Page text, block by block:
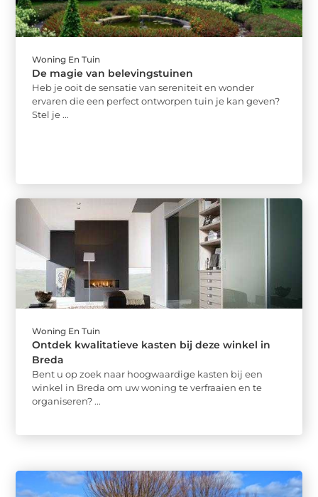
Woning En Tuin
De magie van belevingstuinen
Heb je ooit de sensatie van sereniteit en wonder
ervaren die een perfect ontworpen tuin je kan geven?
Stel je ...
Woning En Tuin
Ontdek kwalitatieve kasten bij deze winkel in
Breda
Bent u op zoek naar hoogwaardige kasten bij een
winkel in Breda om uw woning te verfraaien en te
organiseren? ...